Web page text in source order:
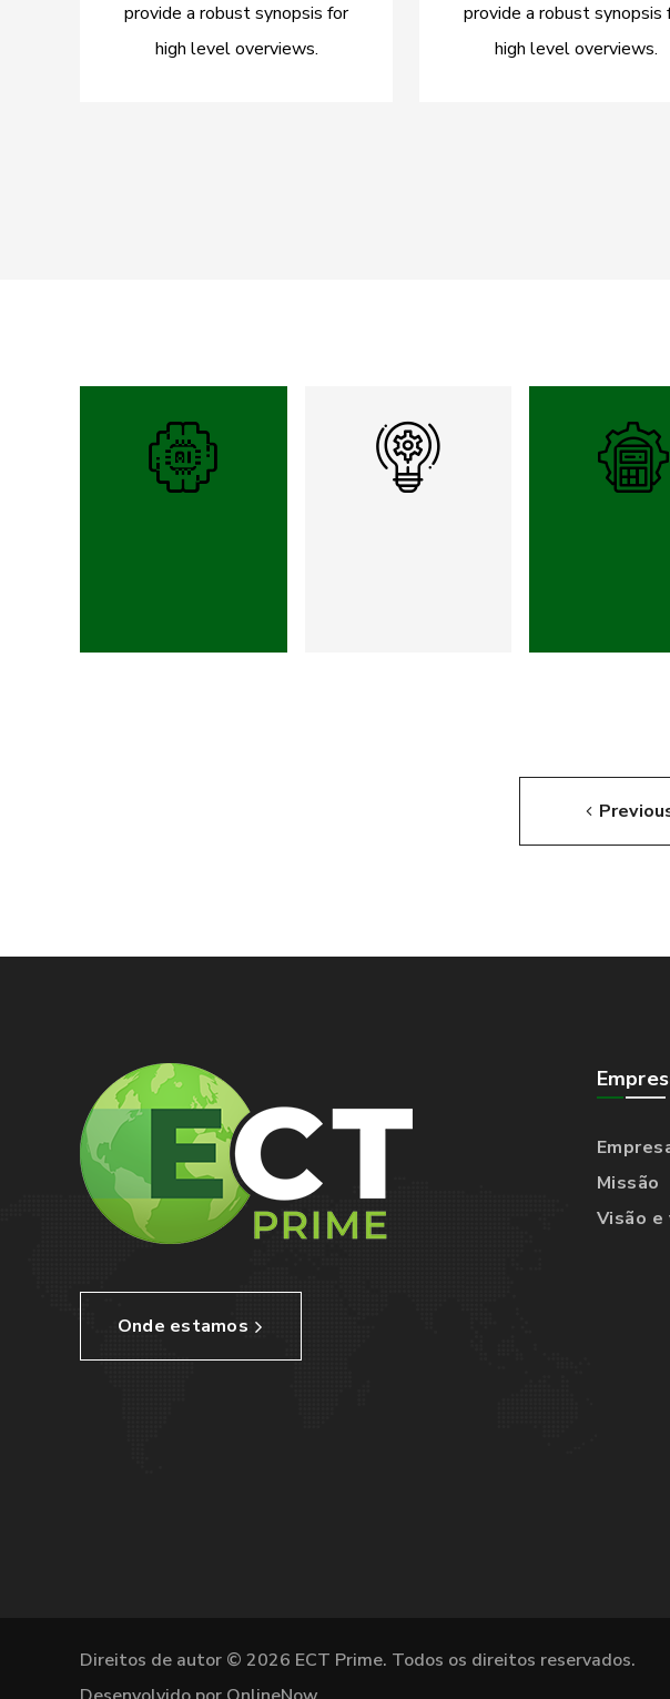
provide a robust synopsis for
high level overviews.
provide a robust synopsis
high level overviews.
Onde estamos
Missão
Visão e
Direitos de autor © 2026 ECT Prime. Todos os direitos reservados.